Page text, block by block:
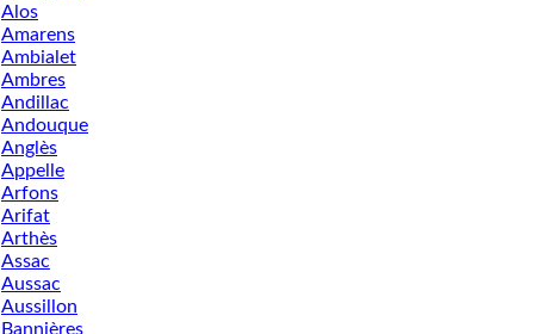
Alos
Amarens
Ambialet
Ambres
Andillac
Andouque
Anglès
Appelle
Arfons
Arifat
Arthès
Assac
Aussac
Aussillon
Bannières